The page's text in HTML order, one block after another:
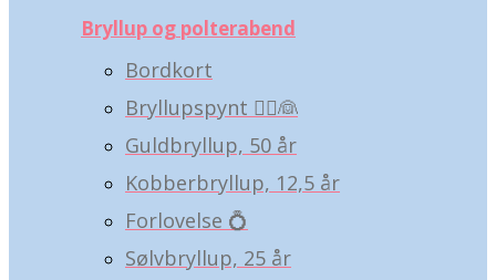
Bryllup og polterabend
Bordkort
Bryllupspynt 🤵‍♂️👰
Guldbryllup, 50 år
Kobberbryllup, 12,5 år
Forlovelse 💍
Sølvbryllup, 25 år